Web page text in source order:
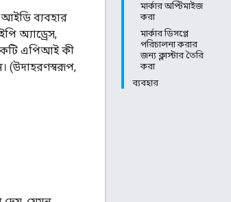
মার্কার অপ্টিমাইজ
করা
মার্কার ডিসপ্লে
পরিচালনা করার
জন্য ক্লাস্টার তৈরি
করা
ব্যবহার
ব্যবহার
অ্যাড্রেস,
এপিআই কী
(উদাহরণস্বরূপ,